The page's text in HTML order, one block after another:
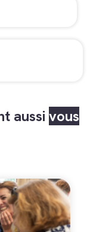
aussi vous